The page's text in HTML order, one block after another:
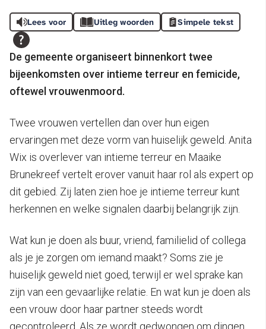
Lees voor Uitleg woorden Simpele tekst
De gemeente organiseert binnenkort twee
bijeenkomsten over intieme terreur en femicide,
oftewel vrouwenmoord.
Twee vrouwen vertellen dan over hun eigen
ervaringen met deze vorm van huiselijk geweld. Anita
Wix is overlever van intieme terreur en Maaike
Brunekreef vertelt erover vanuit haar rol als expert op
dit gebied. Zij laten zien hoe je intieme terreur kunt
herkennen en welke signalen daarbij belangrijk zijn.
Wat kun je doen als buur, vriend, familielid of collega
als je je zorgen om iemand maakt? Soms zie je
huiselijk geweld niet goed, terwijl er wel sprake kan
zijn van een gevaarlijke relatie. En wat kun je doen als
een vrouw door haar partner steeds wordt
gecontroleerd. Als ze wordt gedwongen om dingen